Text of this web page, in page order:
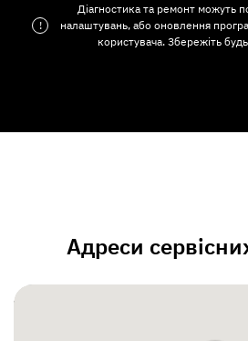
!
Діагностика та ремонт можуть
налаштувань, або оновлення
користувача. Збережіть
Адреси